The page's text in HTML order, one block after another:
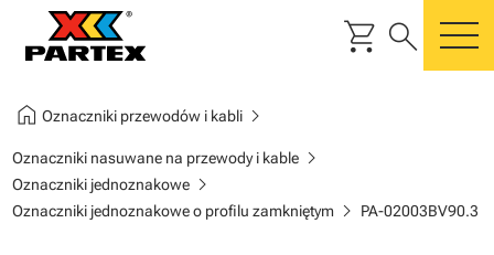
shopping_cart search
home Oznaczniki przewodów i kablichevron_right
Oznaczniki nasuwane na przewody i kablechevron_right
Oznaczniki jednoznakowechevron_right
Oznaczniki jednoznakowe o profilu zamkniętym chevron_right PA-02003BV90.3